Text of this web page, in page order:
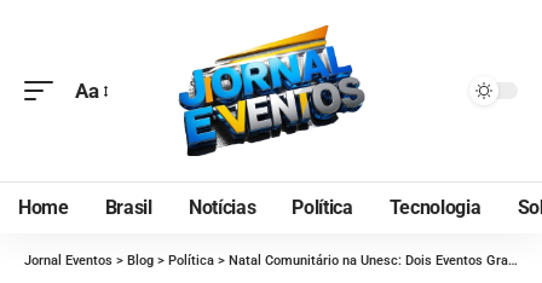
Aa
Home Brasil Notícias Política Tecnologia
Jornal Eventos > Blog > Política > Natal Comunitário na Unesc: Dois Eventos Gratuitos para Celebrar em Família